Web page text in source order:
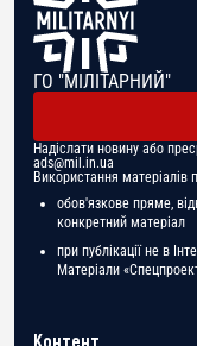
ГО "МІЛІТАРНИЙ"
Надіслати новину або
ads@mil.in.ua
Використання
обов'язкове пряме,
конкретний матеріал
при публікації не в
Матеріали
Контент